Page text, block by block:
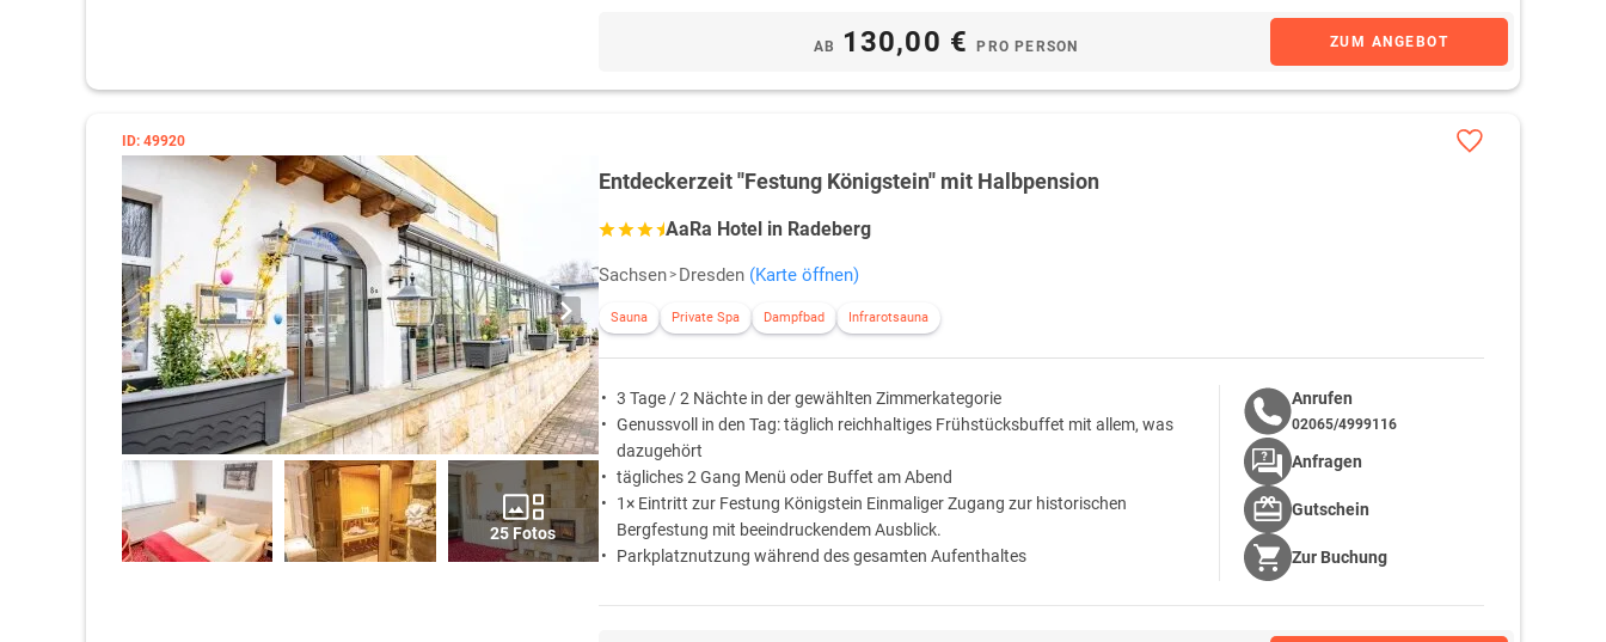
AB 130,00 €PRO PERSON ZUM ANGEBOT
ID: 49920
25 Fotos
Entdeckerzeit ''Festung Königstein'' mit Halbpension
AaRa Hotel in Radeberg
Sachsen Dresden (Karte öffnen)
Sauna Private Spa Dampfbad Infrarotsauna
3 Tage / 2 Nächte in der gewählten Zimmerkategorie
Genussvoll in den Tag: täglich reichhaltiges Frühstücksbuffet mit allem, was
dazugehört
tägliches 2 Gang Menü oder Buffet am Abend
1× Eintritt zur Festung Königstein Einmaliger Zugang zur historischen
Bergfestung mit beeindruckendem Ausblick.
Parkplatznutzung während des gesamten Aufenthaltes
Anrufen
02065/4999116
Anfragen
Gutschein
Zur Buchung